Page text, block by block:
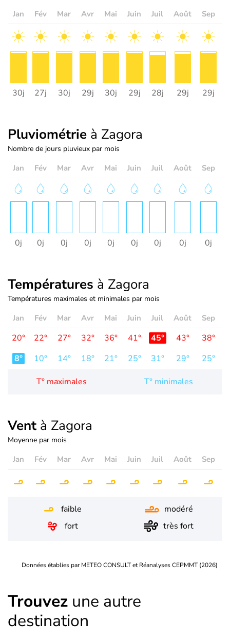
Jan Fév Mar Avr Mai Juin Juil Août Sep
30j 27j 30j 29j 30j 29j 28j 29j 29j
Pluviométrie à Zagora
Nombre de jours pluvieux par mois
Jan Fév Mar Avr Mai Juin Juil Août Sep
0j 0j 0j 0j 0j 0j 0j 0j 0j
Températures à Zagora
Températures maximales et minimales par mois
Jan Fév Mar Avr Mai Juin Juil Août Sep
20° 22° 27° 32° 36° 41° 45° 43° 38°
8°
10° 14° 18° 21° 25° 31° 29° 25°
T° maximales T° minimales
Vent à Zagora
Moyenne par mois
Jan Fév Mar Avr Mai Juin Juil Août Sep
faible
modéré
fort
très fort
Données établies par METEO CONSULT et Réanalyses CEPMMT (2026)
Trouvez une autre
destination